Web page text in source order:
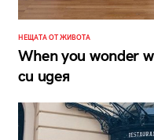
НЕЩАТА ОТ ЖИВОТА
When you wonder
си идея